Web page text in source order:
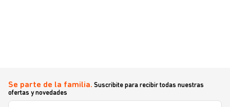
Se parte de la familia. Suscribite para recibir todas nuestras
ofertas y novedades